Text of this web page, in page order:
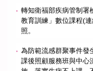
轉知衛福部疾病管制署
教育訓練」數位課程(
照。
為防範流感群聚事件發
課後照顧服務班與中心